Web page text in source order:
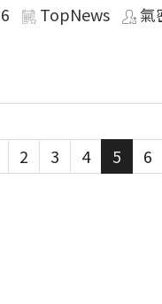
TopNews
氣
2 3 4 5 6